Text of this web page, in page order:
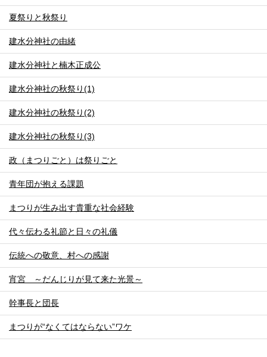
夏祭りと秋祭り
建水分神社の由緒
建水分神社と楠木正成公
建水分神社の秋祭り(1)
建水分神社の秋祭り(2)
建水分神社の秋祭り(3)
政（まつりごと）は祭りごと
青年団が抱える課題
まつりが生み出す貴重な社会経験
代々伝わる礼節と日々の礼儀
伝統への敬意、村への感謝
宵宮 ～だんじりが見て来た光景～
幹事長と団長
まつりが“なくてはならない”ワケ